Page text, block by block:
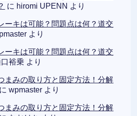
に hiromi UPENN より
ーキは可能？問題点は何？道交
より
ーキは可能？問題点は何？道交
裕乗 より
まみの取り方と固定方法！分解
にwpmaster より
まみの取り方と固定方法！分解